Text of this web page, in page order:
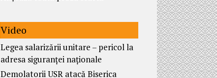
Video
Legea salarizării unitare – pericol la
adresa siguranței naționale
Demolatorii USR atacă Biserica